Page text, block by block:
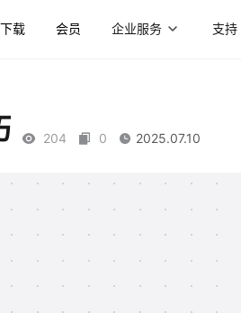
下载 会员 企业服务 支持
204 0 2025.07.10